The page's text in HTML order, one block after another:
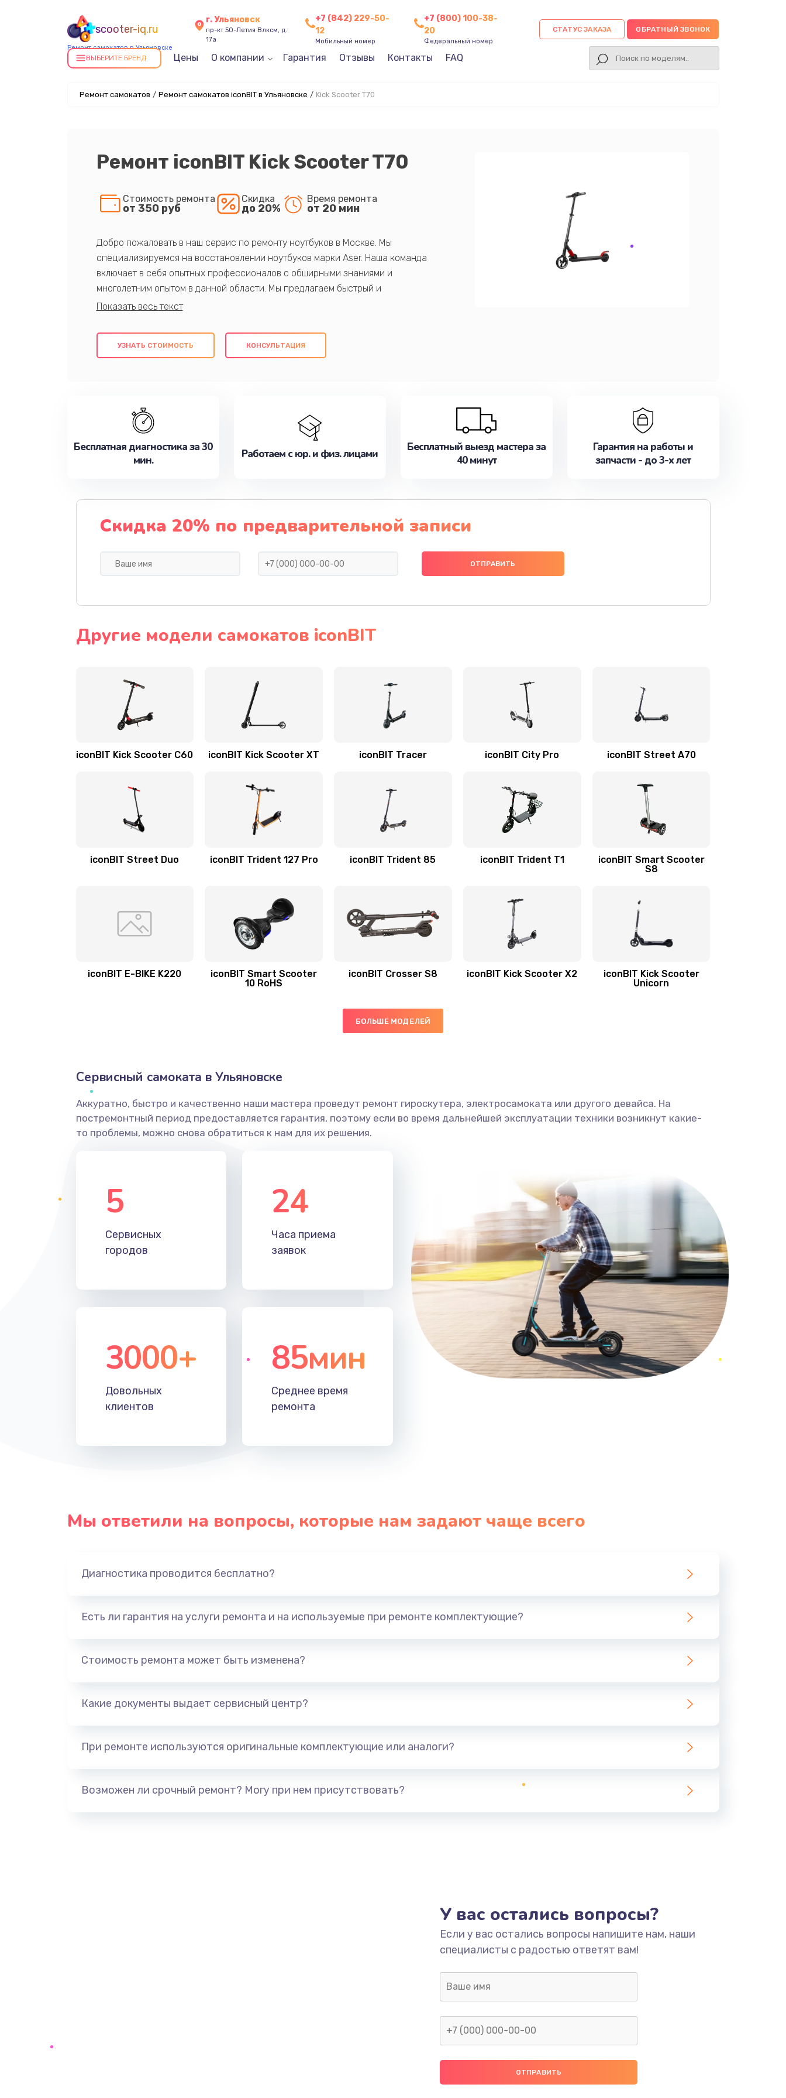
scooter-iq.ru
Ремонт самокатов в Ульяновске
г. Ульяновск
пр-кт 50-Летия Влксм, д.
17а
+7 (842) 229-50-
12
Мобильный номер
+7 (800) 100-38-
20
Федеральный номер
СТАТУС ЗАКАЗА ОБРАТНЫЙ ЗВОНОК
ВЫБЕРИТЕ БРЕНД Цены О компании Гарантия Отзывы Контакты FAQ
Ремонт самокатов / Ремонт самокатов iconBIT в Ульяновске / Kick Scooter T70
Ремонт iconBIT Kick Scooter T70
Стоимость ремонта
от 350 руб
Скидка
до 20%
Время ремонта
от 20 мин
Добро пожаловать в наш сервис по ремонту ноутбуков в Москве. Мы
специализируемся на восстановлении ноутбуков марки Aser. Наша команда
включает в себя опытных профессионалов с обширными знаниями и
многолетним опытом в данной области. Мы предлагаем быстрый и
качественный ремонт с использованием оригинальных компонентов, а также
клиентам надежное и профессиональное обслуживание, удовлетворяя их
потребности наилучшим образом. Не медлите записаться на ремонт уже
УЗНАТЬ СТОИМОСТЬ КОНСУЛЬТАЦИЯ
Бесплатная диагностика за 30
мин.
Работаем с юр. и физ. лицами
Бесплатный выезд мастера за
40 минут
Гарантия на работы и
запчасти - до 3-х лет
Скидка 20% по предварительной записи
Другие модели самокатов iconBIT
iconBIT Kick Scooter C60 iconBIT Kick Scooter XT iconBIT Tracer iconBIT City Pro iconBIT Street A70
iconBIT Street Duo iconBIT Trident 127 Pro iconBIT Trident 85 iconBIT Trident T1
iconBIT Smart Scooter
S8
iconBIT E-BIKE K220
iconBIT Smart Scooter
10 RoHS
iconBIT Crosser S8 iconBIT Kick Scooter X2
iconBIT Kick Scooter
Unicorn
БОЛЬШЕ МОДЕЛЕЙ
Сервисный самоката в Ульяновске
Аккуратно, быстро и качественно наши мастера проведут ремонт гироскутера, электросамоката или другого девайса. На
постремонтный период предоставляется гарантия, поэтому если во время дальнейшей эксплуатации техники возникнут какие-
то проблемы, можно снова обратиться к нам для их решения.
5
Сервисных
городов
24
Часа приема
заявок
3000+
Довольных
клиентов
85мин
Среднее время
ремонта
Мы ответили на вопросы, которые нам задают чаще всего
Диагностика проводится бесплатно?
Есть ли гарантия на услуги ремонта и на используемые при ремонте комплектующие?
Стоимость ремонта может быть изменена?
Какие документы выдает сервисный центр?
При ремонте используются оригинальные комплектующие или аналоги?
Возможен ли срочный ремонт? Могу при нем присутствовать?
У вас остались вопросы?
Если у вас остались вопросы напишите нам, наши
специалисты с радостью ответят вам!